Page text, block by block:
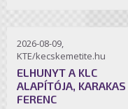
2026-08-09,
KTE/kecskemetite.hu
ELHUNYT A KLC
ALAPÍTÓJA, KARAKAS
FERENC